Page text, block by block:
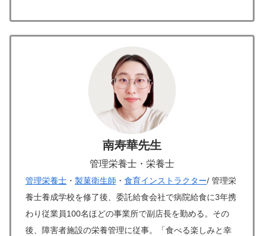
南寿華先生
管理栄養士・栄養士
管理栄養士 ・ 製菓衛生師 ・ 食育インストラクター/ 管理栄
養士養成学校を修了後、委託給食会社で病院給食に3年携
わり従業員100名ほどの事業所で副店長を勤める。その
後、障害者施設の栄養管理に従事。「食べる楽しみと幸